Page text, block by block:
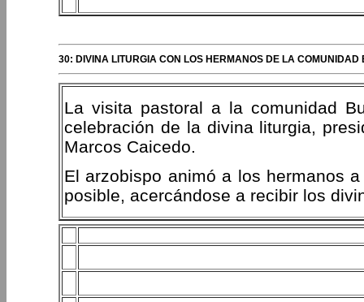
30: DIVINA LITURGIA CON LOS HERMANOS DE LA
La visita pastoral a la comunidad
celebración de la divina liturgia,
Marcos Caicedo.
El arzobispo animó a los hermanos
posible, acercándose a recibir los